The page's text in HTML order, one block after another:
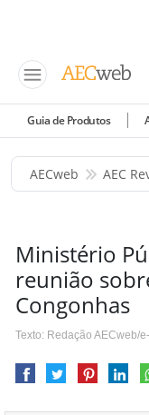
Guia de Produtos
AECweb AEC
Ministério
reunião
Congonhas
Texto: Redação AECweb/